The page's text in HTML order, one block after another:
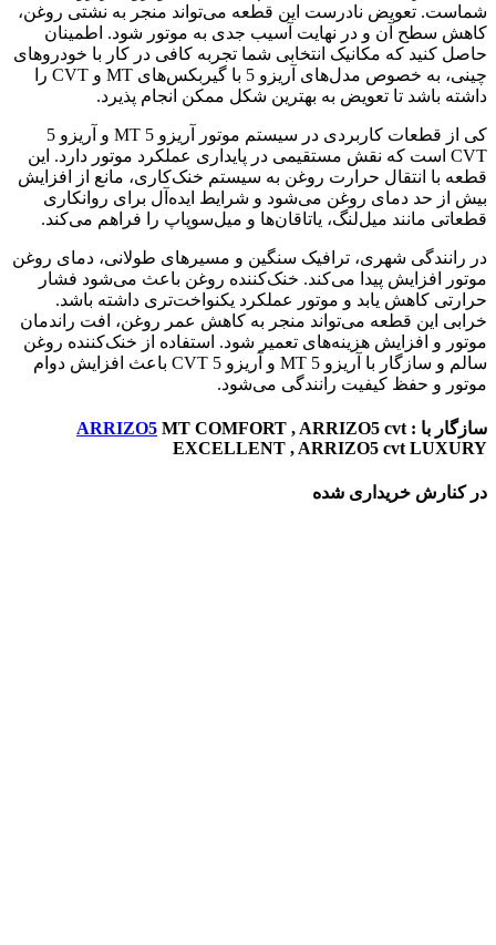
شماست. تعویض نادرست این قطعه می‌تواند منجر به نشتی روغن،
کاهش سطح آن و در نهایت آسیب جدی به موتور شود. اطمینان
حاصل کنید که مکانیک انتخابی شما تجربه کافی در کار با خودروهای
چینی، به خصوص مدل‌های آریزو 5 با گیربکس‌های MT و CVT را
داشته باشد تا تعویض به بهترین شکل ممکن انجام پذیرد.
کی از قطعات کاربردی در سیستم موتور آریزو 5 MT و آریزو 5
CVT است که نقش مستقیمی در پایداری عملکرد موتور دارد. این
قطعه با انتقال حرارت روغن به سیستم خنک‌کاری، مانع از افزایش
بیش از حد دمای روغن می‌شود و شرایط ایده‌آل برای روانکاری
قطعاتی مانند میل‌لنگ، یاتاقان‌ها و میل‌سوپاپ را فراهم می‌کند.
در رانندگی شهری، ترافیک سنگین و مسیرهای طولانی، دمای روغن
موتور افزایش پیدا می‌کند. خنک‌کننده روغن باعث می‌شود فشار
حرارتی کاهش یابد و موتور عملکرد یکنواخت‌تری داشته باشد.
خرابی این قطعه می‌تواند منجر به کاهش عمر روغن، افت راندمان
موتور و افزایش هزینه‌های تعمیر شود. استفاده از خنک‌کننده روغن
سالم و سازگار با آریزو 5 MT و آریزو 5 CVT باعث افزایش دوام
موتور و حفظ کیفیت رانندگی می‌شود.
سازگار با : ARRIZO5 MT COMFORT , ARRIZO5 cvt
EXCELLENT , ARRIZO5 cvt LUXURY
در کنارش خریداری شده